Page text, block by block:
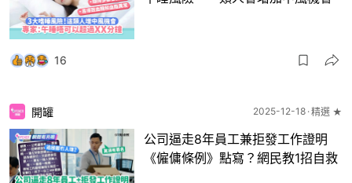
16
開罐 2025-12-18 精選 ★
公司逼走8年員工兼拒發工作證明
《僱傭條例》點寫？網民教1招自救